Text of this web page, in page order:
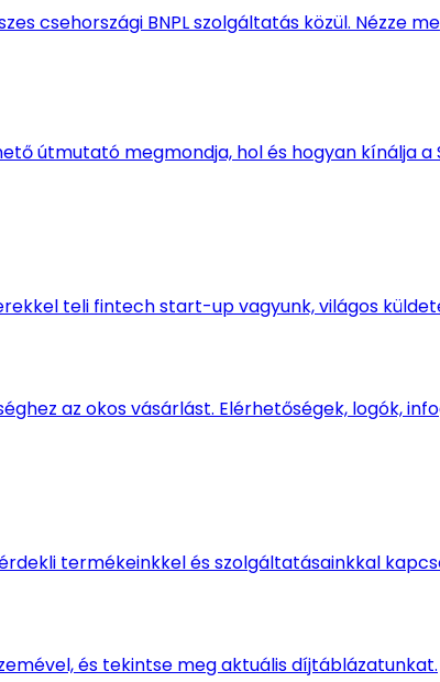
csehországi BNPL szolgáltatás közül. Nézze
útmutató megmondja, hol és hogyan kínálja a
teli fintech start-up vagyunk, világos
az okos vásárlást. Elérhetőségek, logók,
termékeinkkel és szolgáltatásainkkal
és tekintse meg aktuális díjtáblázatunkat.